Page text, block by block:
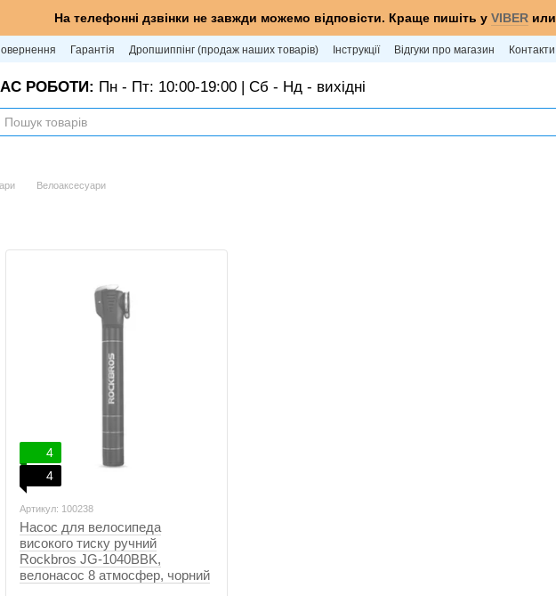
На телефонні дзвінки не завжди можемо відповісти. Краще пишіть у VIBER или
Гарантія Дропшиппінг (продаж наших товарів) Інструкції Відгуки про магазин Контакти
РОБОТИ: Пн - Пт: 10:00-19:00 | Сб - Нд - вихідні
Велоаксесуари
4
4
Артикул: 100238
Насос для велосипеда
високого тиску ручний
Rockbros JG-1040BBK,
велонасос 8 атмосфер, чорний